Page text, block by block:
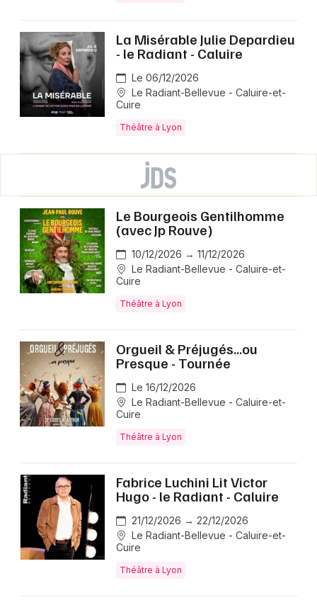
La Misérable Julie Depardieu
- le Radiant - Caluire
Le 06/12/2026
Le Radiant-Bellevue - Caluire-et-
Cuire
Théâtre à Lyon
Le Bourgeois Gentilhomme
(avec Jp Rouve)
10/12/2026 → 11/12/2026
Le Radiant-Bellevue - Caluire-et-
Cuire
Théâtre à Lyon
Orgueil & Préjugés...ou
Presque - Tournée
Le 16/12/2026
Le Radiant-Bellevue - Caluire-et-
Cuire
Théâtre à Lyon
Fabrice Luchini Lit Victor
Hugo - le Radiant - Caluire
21/12/2026 → 22/12/2026
Le Radiant-Bellevue - Caluire-et-
Cuire
Théâtre à Lyon